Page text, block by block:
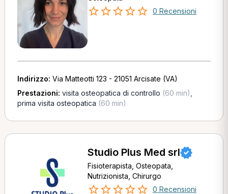
0 Recensioni
Indirizzo: Via Matteotti 123 - 21051 Arcisate (VA)
Prestazioni: visita osteopatica di controllo (60 min)
prima visita osteopatica (60 min)
Studio Plus Med srl
Fisioterapista, Osteopata,
Nutrizionista, Chirurgo
0 Recensioni